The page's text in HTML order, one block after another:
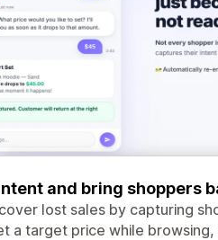
and bring shoppers
lost sales by capturing
a target price while